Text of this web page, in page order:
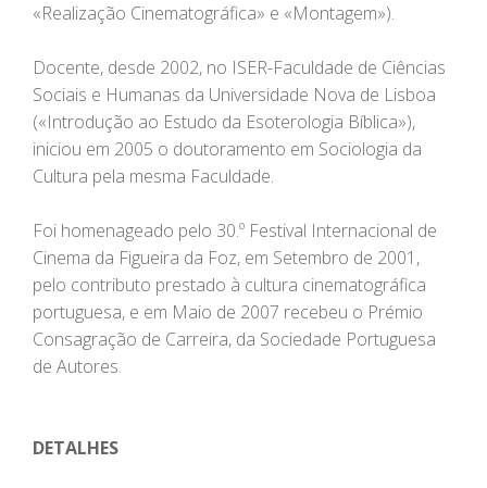
«Realização Cinematográfica» e «Montagem»).
Docente, desde 2002, no ISER-Faculdade de Ciências
Sociais e Humanas da Universidade Nova de Lisboa
(«Introdução ao Estudo da Esoterologia Bíblica»),
iniciou em 2005 o doutoramento em Sociologia da
Cultura pela mesma Faculdade.
Foi homenageado pelo 30.º Festival Internacional de
Cinema da Figueira da Foz, em Setembro de 2001,
pelo contributo prestado à cultura cinematográfica
portuguesa, e em Maio de 2007 recebeu o Prémio
Consagração de Carreira, da Sociedade Portuguesa
de Autores.
DETALHES